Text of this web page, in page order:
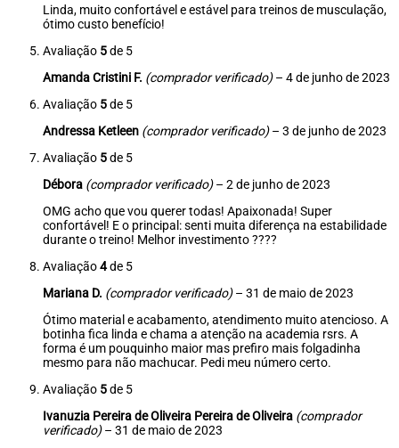
Linda, muito confortável e estável para treinos de musculação,
ótimo custo benefício!
Avaliação 5de 5
Amanda Cristini F. (comprador verificado) – 4 de junho de 2023
Avaliação 5de 5
Andressa Ketleen (comprador verificado) – 3 de junho de 2023
Avaliação 5de 5
Débora (comprador verificado) – 2 de junho de 2023
OMG acho que vou querer todas! Apaixonada! Super
confortável! E o principal: senti muita diferença na estabilidade
durante o treino! Melhor investimento ????
Avaliação4de 5
Mariana D. (comprador verificado) – 31 de maio de 2023
Ótimo material e acabamento, atendimento muito atencioso. A
botinha fica linda e chama a atenção na academia rsrs. A
forma é um pouquinho maior mas prefiro mais folgadinha
mesmo para não machucar. Pedi meu número certo.
Avaliação 5de 5
Ivanuzia Pereira de Oliveira Pereira de Oliveira (comprador
verificado) – 31 de maio de 2023